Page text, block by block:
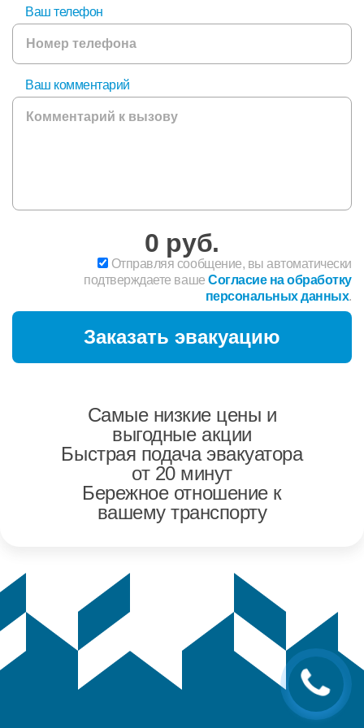
Ваш телефон
Ваш комментарий
0 руб.
Отправляя сообщение, вы автоматически
подтверждаете вашеСогласие на обработку
персональных данных.
Самые низкие цены и
выгодные акции
Быстрая подача эвакуатора
от 20 минут
Бережное отношение к
вашему транспорту